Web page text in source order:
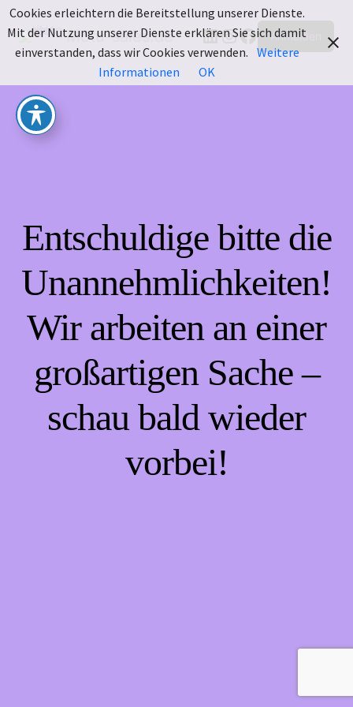
Motu-sales.de LinkedIn
Instagram
Facebook
Anmelden
Entschuldige bitte die
Unannehmlichkeiten!
Wir arbeiten an einer
großartigen Sache –
schau bald wieder
vorbei!
Cookies erleichtern die Bereitstellung unserer Dienste.
Mit der Nutzung unserer Dienste erklären Sie sich damit
einverstanden, dass wir Cookies verwenden. Weitere
Informationen
OK